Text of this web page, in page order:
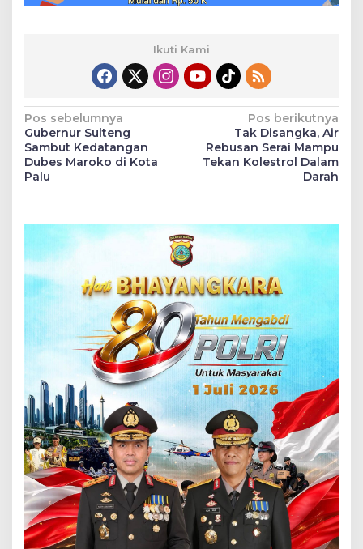
Ikuti Kami
Navigasi
pos
Pos sebelumnya
Gubernur Sulteng
Sambut Kedatangan
Dubes Maroko di Kota
Palu
Pos berikutnya
Tak Disangka, Air
Rebusan Serai Mampu
Tekan Kolestrol Dalam
Darah